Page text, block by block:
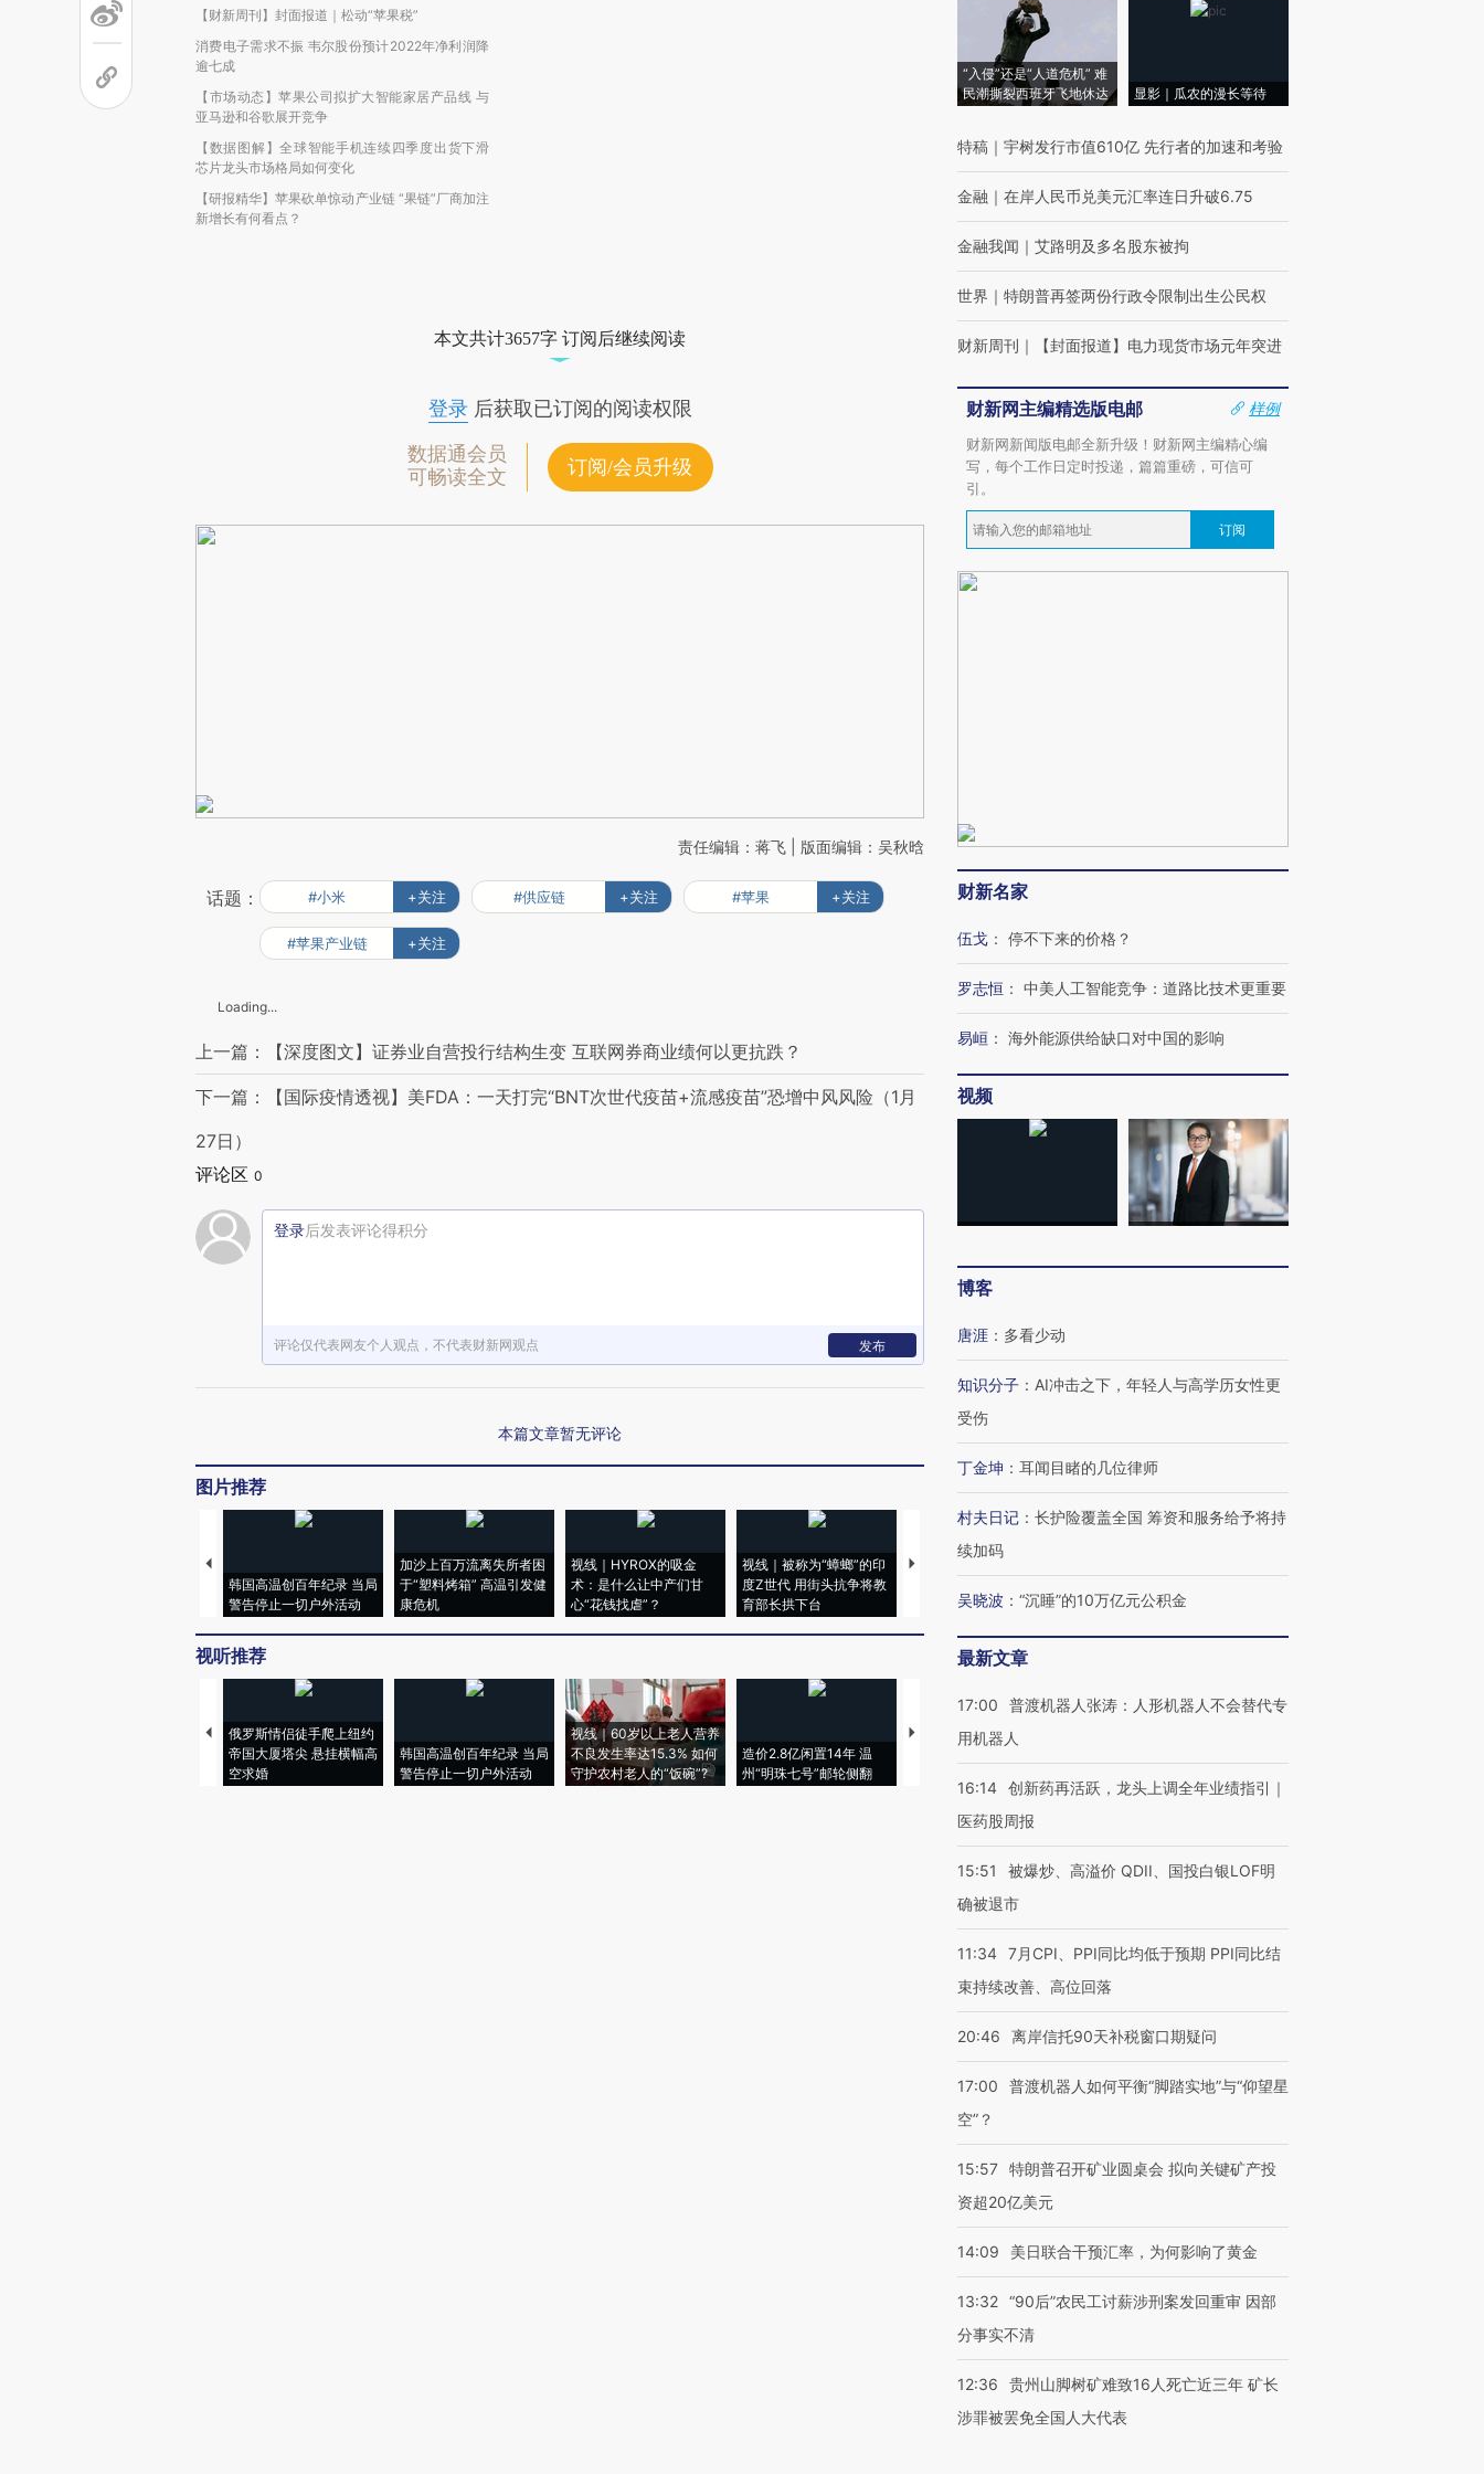
【财新周刊】封面报道｜松动“苹果税”
消费电子需求不振 韦尔股份预计2022年净利润降
逾七成
【市场动态】苹果公司拟扩大智能家居产品线 与
亚马逊和谷歌展开竞争
【数据图解】全球智能手机连续四季度出货下滑
芯片龙头市场格局如何变化
【研报精华】苹果砍单惊动产业链 “果链”厂商加注
新增长有何看点？
本文共计3657字 订阅后继续阅读
登录后获取已订阅的阅读权限
数据通会员
可畅读全文
订阅/会员升级
责任编辑：蒋飞 | 版面编辑：吴秋晗
话题： #小米 +关注 #供应链 +关注 #苹果 +关注
#苹果产业链 +关注
Loading...
上一篇：【深度图文】证券业自营投行结构生变 互联网券商业绩何以更抗跌？
下一篇：【国际疫情透视】美FDA：一天打完“BNT次世代疫苗+流感疫苗”恐增中风风险（1月
27日）
评论区 0
登录后发表评论得积分
评论仅代表网友个人观点，不代表财新网观点 发布
本篇文章暂无评论
图片推荐
韩国高温创百年纪录 当局
警告停止一切户外活动
加沙上百万流离失所者困
于“塑料烤箱” 高温引发健
康危机
视线｜HYROX的吸金
术：是什么让中产们甘
心“花钱找虐”？
视线｜被称为“蟑螂”的印
度Z世代 用街头抗争将教
育部长拱下台
视线｜“入侵”还是“人道危
飞地休达
4000人
视听推荐
俄罗斯情侣徒手爬上纽约
帝国大厦塔尖 悬挂横幅高
空求婚
韩国高温创百年纪录 当局
警告停止一切户外活动
视线｜60岁以上老人营养
不良发生率达15.3% 如何
守护农村老人的“饭碗”?
造价2.8亿闲置14年 温
州“明珠七号”邮轮侧翻
特朗普出席葬礼疑似打瞌
“入侵”还是“人道危机” 难
民潮撕裂西班牙飞地休达
显影｜瓜农的漫长等待
特稿 ｜ 宇树发行市值610亿 先行者的加速和考验
金融 ｜ 在岸人民币兑美元汇率连日升破6.75
金融我闻 ｜ 艾路明及多名股东被拘
世界 ｜ 特朗普再签两份行政令限制出生公民权
财新周刊 ｜ 【封面报道】电力现货市场元年突进
财新网主编精选版电邮
样例
财新网新闻版电邮全新升级！财新网主编精心编
写，每个工作日定时投递，篇篇重磅，可信可
引。
订阅
财新名家
伍戈 ： 停不下来的价格？
罗志恒 ： 中美人工智能竞争：道路比技术更重要
易峘 ： 海外能源供给缺口对中国的影响
视频
博客
唐涯 ： 多看少动
知识分子 ： AI冲击之下，年轻人与高学历女性更
受伤
丁金坤 ： 耳闻目睹的几位律师
村夫日记 ： 长护险覆盖全国 筹资和服务给予将持
续加码
吴晓波 ： “沉睡”的10万亿元公积金
最新文章
17:00
普渡机器人张涛：人形机器人不会替代专
用机器人
16:14 创新药再活跃，龙头上调全年业绩指引｜
医药股周报
15:51
被爆炒、高溢价 QDII、国投白银LOF明
确被退市
11:34 7月CPI、PPI同比均低于预期 PPI同比结
束持续改善、高位回落
20:46 离岸信托90天补税窗口期疑问
17:00
普渡机器人如何平衡“脚踏实地”与“仰望星
空”？
15:57 特朗普召开矿业圆桌会 拟向关键矿产投
资超20亿美元
14:09 美日联合干预汇率，为何影响了黄金
13:32 “90后”农民工讨薪涉刑案发回重审 因部
分事实不清
12:36
贵州山脚树矿难致16人死亡近三年 矿长
涉罪被罢免全国人大代表